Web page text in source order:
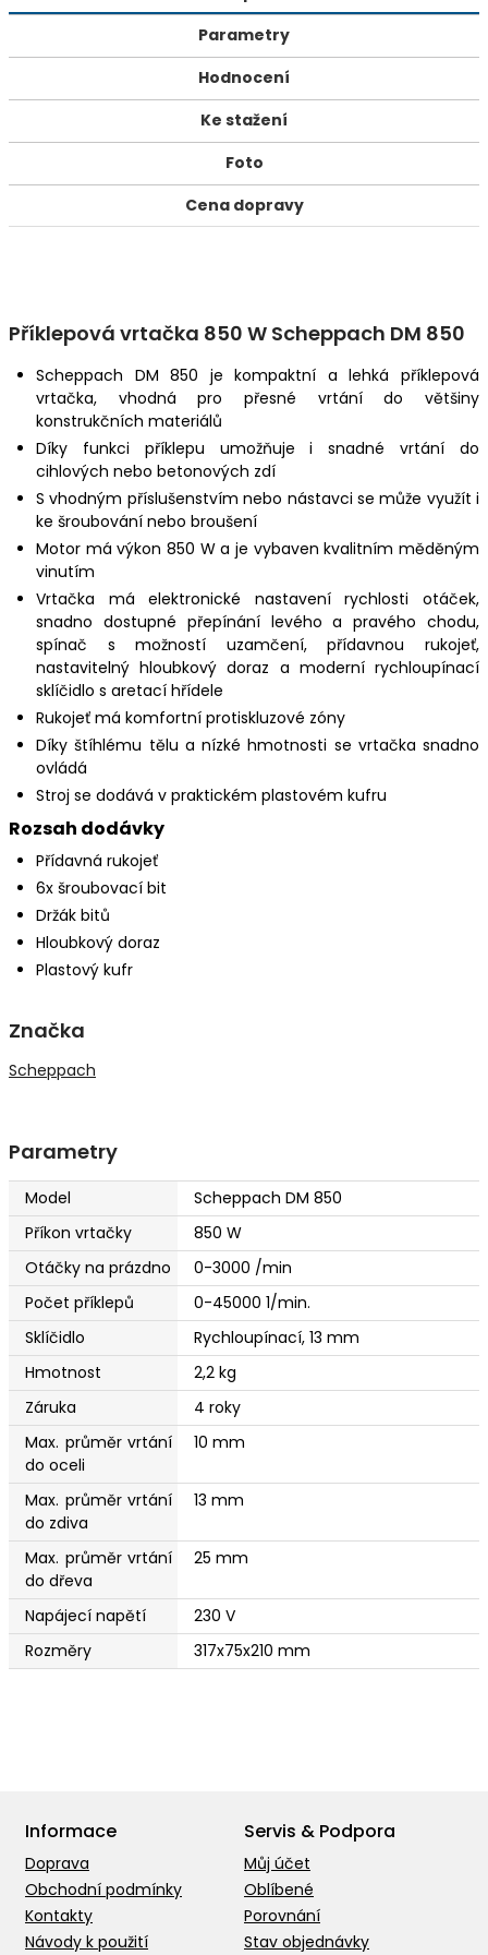
Parametry
Hodnocení
Ke stažení
Foto
Cena dopravy
Příklepová vrtačka 850 W Scheppach DM 850
Scheppach DM 850 je kompaktní a lehká příklepová
vrtačka, vhodná pro přesné vrtání do většiny
konstrukčních materiálů
Díky funkci příklepu umožňuje i snadné vrtání do
cihlových nebo betonových zdí
S vhodným příslušenstvím nebo nástavci se může využít i
ke šroubování nebo broušení
Motor má výkon 850 W a je vybaven kvalitním měděným
vinutím
Vrtačka má elektronické nastavení rychlosti otáček,
snadno dostupné přepínání levého a pravého chodu,
spínač s možností uzamčení, přídavnou rukojeť,
nastavitelný hloubkový doraz a moderní rychloupínací
sklíčidlo s aretací hřídele
Rukojeť má komfortní protiskluzové zóny
Díky štíhlému tělu a nízké hmotnosti se vrtačka snadno
ovládá
Stroj se dodává v praktickém plastovém kufru
Rozsah dodávky
Přídavná rukojeť
6x šroubovací bit
Držák bitů
Hloubkový doraz
Plastový kufr
Značka
Scheppach
Parametry
Model
Scheppach DM 850
Příkon vrtačky
850 W
Otáčky na prázdno
0-3000 /min
Počet příklepů
0-45000 1/min.
Sklíčidlo
Rychloupínací, 13 mm
Hmotnost
2,2 kg
Záruka
4 roky
Max. průměr vrtání
do oceli
10 mm
Max. průměr vrtání
do zdiva
13 mm
Max. průměr vrtání
do dřeva
25 mm
Napájecí napětí
230 V
Rozměry
317x75x210 mm
Informace
Doprava
Obchodní podmínky
Kontakty
Návody k použití
Servis & Podpora
Můj účet
Oblíbené
Porovnání
Stav objednávky